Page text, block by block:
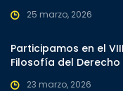
25 marzo, 2026
Participamos en el
Filosofía del
23 marzo, 2026